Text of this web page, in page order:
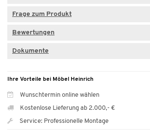
Frage zum Produkt
Bewertungen
Dokumente
Ihre Vorteile bei Möbel Heinrich
Wunschtermin online wählen
Kostenlose Lieferung ab 2.000,- €
Service: Professionelle Montage